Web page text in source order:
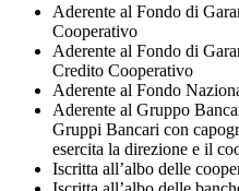
Aderente al Fondo di
Cooperativo
Aderente al Fondo di
Credito Cooperativo
Aderente al Fondo
Aderente al Gruppo
Gruppi Bancari con
esercita la direzione e il
Iscritta all’albo delle